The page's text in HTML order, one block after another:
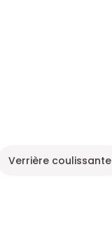
Verrière coulissante